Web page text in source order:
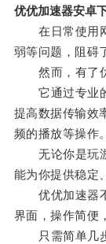
优优加速器安卓
在日常使用网
弱等问题，阻碍
然而，有了优
它通过专业的
提高数据传输效
频的播放等操作。
无论你是玩游
能为你提供稳定
优优加速器不
界面，操作简便
只需简单几步